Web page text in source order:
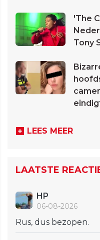
'The
Tony
LEES MEER
LAATSTE
HP
06-08-2026
Rus, dus bezopen.